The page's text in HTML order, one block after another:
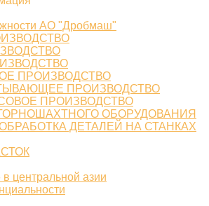
АО "Дробмаш"
ПРОИЗВОДСТВО
ПРОИЗВОДСТВО
ПРОИЗВОДСТВО
ОБОРУДОВАНИЯ
ДЕТАЛЕЙ НА СТАНКАХ
в центральной азии